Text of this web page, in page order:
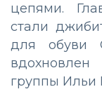
цепями.
стали
для обуви
группы Ильи